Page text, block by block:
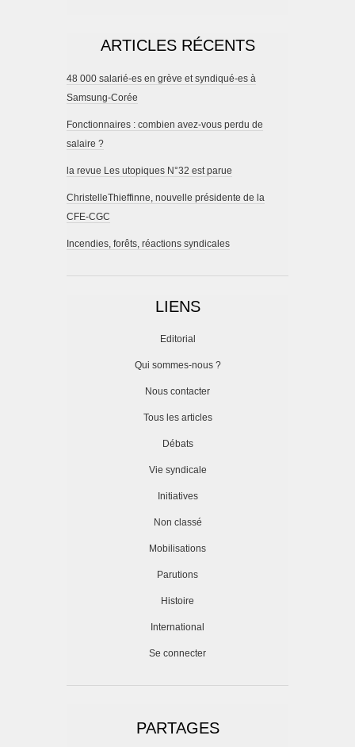
ARTICLES RÉCENTS
48 000 salarié-es en grève et syndiqué-es à
Samsung-Corée
Fonctionnaires : combien avez-vous perdu de
salaire ?
la revue Les utopiques N°32 est parue
ChristelleThieffinne, nouvelle présidente de la
CFE-CGC
Incendies, forêts, réactions syndicales
LIENS
Editorial
Qui sommes-nous ?
Nous contacter
Tous les articles
Débats
Vie syndicale
Initiatives
Non classé
Mobilisations
Parutions
Histoire
International
Se connecter
PARTAGES